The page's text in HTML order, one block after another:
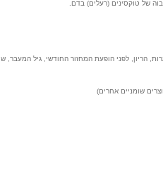
של טוקסינים (רעלים) בדם.
הריון, לפני הופעת המחזור החודשי, גיל המעבר,
שומניים אחרים)